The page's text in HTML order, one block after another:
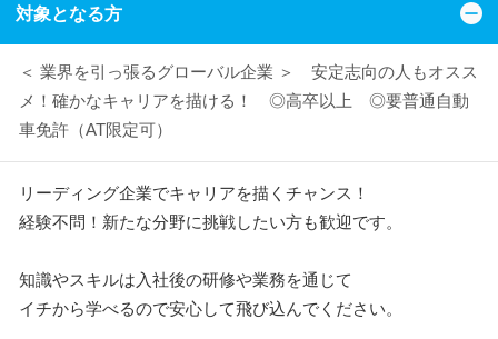
対象となる方
＜ 業界を引っ張るグローバル企業 ＞ 安定志向の人もオスス
メ！確かなキャリアを描ける！ ◎高卒以上 ◎要普通自動
車免許（AT限定可）
リーディング企業でキャリアを描くチャンス！
経験不問！新たな分野に挑戦したい方も歓迎です。
知識やスキルは入社後の研修や業務を通じて
イチから学べるので安心して飛び込んでください。